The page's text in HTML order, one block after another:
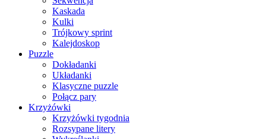
Kaskada
Kulki
Trójkowy sprint
Kalejdoskop
Puzzle
Dokładanki
Układanki
Klasyczne puzzle
Połącz pary
Krzyżówki
Krzyżówki tygodnia
Rozsypane litery